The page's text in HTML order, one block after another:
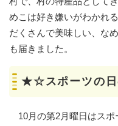
めこは好き嫌いがわかれ
だくさんで美味しい、な
も届きました。
★☆スポーツの
10月の第2月曜日はスポ